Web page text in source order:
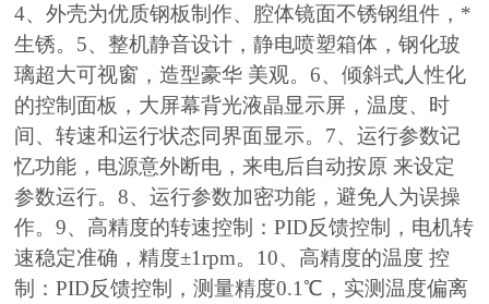
4、外壳为优质钢板制作、腔体镜面不锈钢组件，*
生锈。5、整机静音设计，静电喷塑箱体，钢化玻
璃超大可视窗，造型豪华 美观。6、倾斜式人性化
的控制面板，大屏幕背光液晶显示屏，温度、时
间、转速和运行状态同界面显示。7、运行参数记
忆功能，电源意外断电，来电后自动按原 来设定
参数运行。8、运行参数加密功能，避免人为误操
作。9、高精度的转速控制：PID反馈控制，电机转
速稳定准确，精度±1rpm。10、高精度的温度 控
制：PID反馈控制，测量精度0.1℃，实测温度偏离